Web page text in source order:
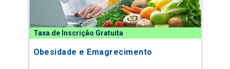
Taxa de Inscrição Gratuita
Obesidade e Emagrecimento